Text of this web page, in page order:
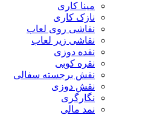
مینا کاری
نازک کاری
نقاشی روی لعاب
نقاشی زیر لعاب
نقده دوزی
نقره کوبی
نقش برجسته سفالی
نقش دوزی
نگارگری
نمد مالی